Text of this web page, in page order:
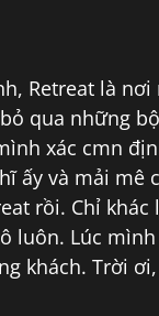
Retreat là
qua những
xác cmn
ấy và mải mê
rồi. Chỉ
luôn. Lúc
khách. Trời